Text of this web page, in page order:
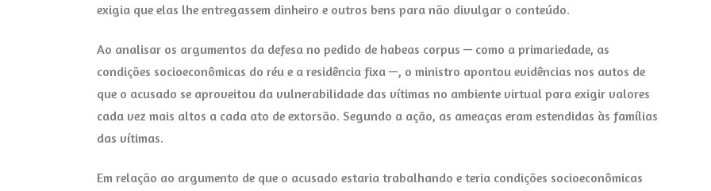
exigia que elas lhe entregassem dinheiro e outros bens para não divulgar o conteúdo.
Ao analisar os argumentos da defesa no pedido de habeas corpus — como a primariedade, as
condições socioeconômicas do réu e a residência fixa —, o ministro apontou evidências nos autos de
que o acusado se aproveitou da vulnerabilidade das vítimas no ambiente virtual para exigir valores
cada vez mais altos a cada ato de extorsão. Segundo a ação, as ameaças eram estendidas às famílias
das vítimas.
Em relação ao argumento de que o acusado estaria trabalhando e teria condições socioeconômicas